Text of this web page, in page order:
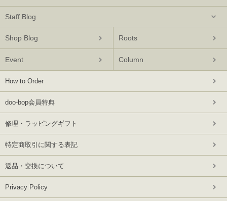
Staff Blog
Shop Blog Roots
Event Column
How to Order
doo-bop会員特典
修理・ラッピングギフト
特定商取引に関する表記
返品・交換について
Privacy Policy